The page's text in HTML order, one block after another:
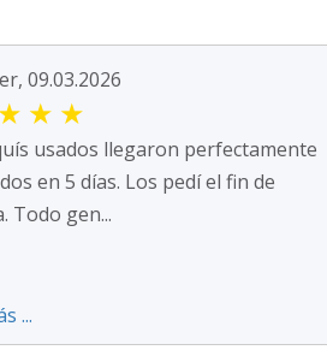
09.03.2026
★ ★ ★
usados llegaron perfectamente
en 5 días. Los pedí el fin de
Todo gen...
...